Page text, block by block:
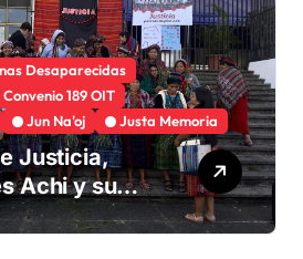
Desaparecidas
Convenio 189 OIT
Jun Na'oj Justa Memoria
Justicia,
Achi y su
el terror